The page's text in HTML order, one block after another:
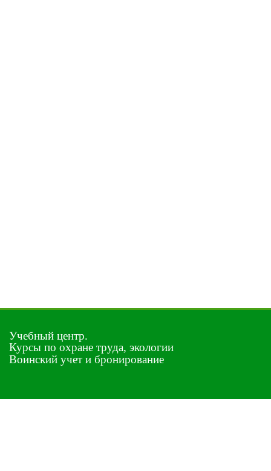
Учебный центр.
Курсы по охране труда, экологии
Воинский учет и бронирование